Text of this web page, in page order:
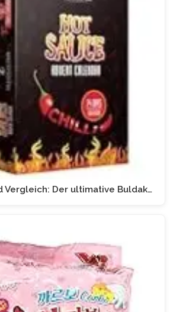
Vergleich: Der ultimative Buldak…